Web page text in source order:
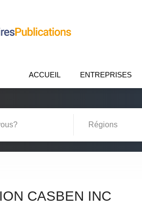
ACCUEIL ENTREPRISES
CASBEN INC